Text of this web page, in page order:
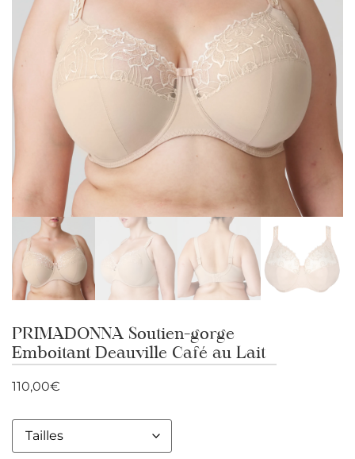
PRIMADONNA Soutien-gorge
Emboitant Deauville Café au Lait
110,00€